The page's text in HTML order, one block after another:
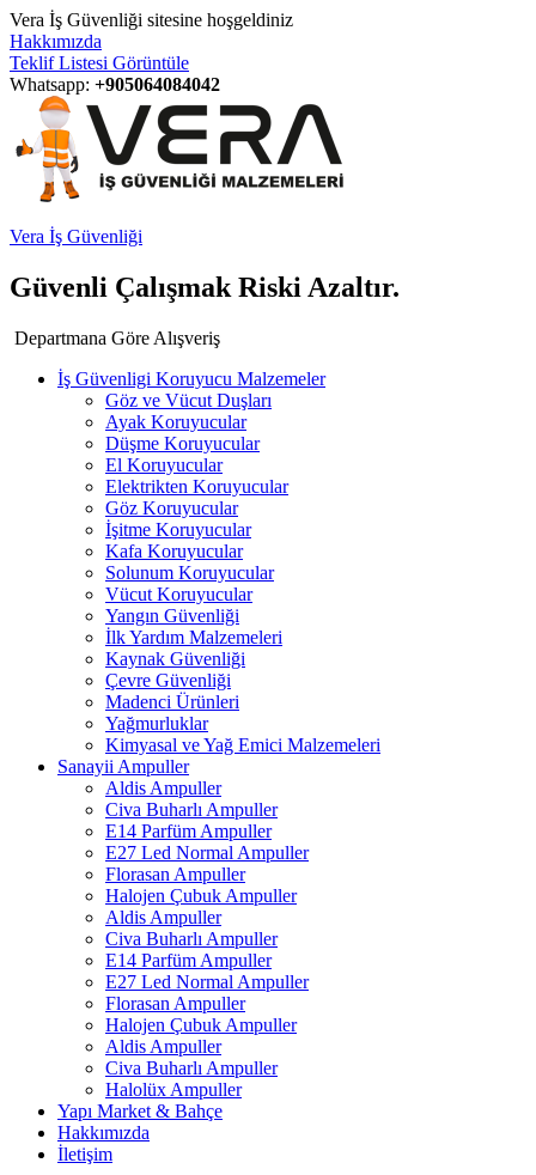
Vera İş Güvenliği sitesine hoşgeldiniz
Hakkımızda
Teklif Listesi Görüntüle
Whatsapp: +905064084042
Vera İş Güvenliği
Güvenli Çalışmak Riski Azaltır.
Departmana Göre Alışveriş
İş Güvenligi Koruyucu Malzemeler
Göz ve Vücut Duşları
Ayak Koruyucular
Düşme Koruyucular
El Koruyucular
Elektrikten Koruyucular
Göz Koruyucular
İşitme Koruyucular
Kafa Koruyucular
Solunum Koruyucular
Vücut Koruyucular
Yangın Güvenliği
İlk Yardım Malzemeleri
Kaynak Güvenliği
Çevre Güvenliği
Madenci Ürünleri
Yağmurluklar
Kimyasal ve Yağ Emici Malzemeleri
Sanayii Ampuller
Aldis Ampuller
Civa Buharlı Ampuller
E14 Parfüm Ampuller
E27 Led Normal Ampuller
Florasan Ampuller
Halojen Çubuk Ampuller
Aldis Ampuller
Civa Buharlı Ampuller
E14 Parfüm Ampuller
E27 Led Normal Ampuller
Florasan Ampuller
Halojen Çubuk Ampuller
Aldis Ampuller
Civa Buharlı Ampuller
Halolüx Ampuller
Yapı Market & Bahçe
Hakkımızda
İletişim